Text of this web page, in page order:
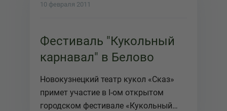
10 февраля 2011
Фестиваль "Кукольный
карнавал" в Белово
Новокузнецкий театр кукол «Сказ»
примет участие в I-ом открытом
городском фестивале «Кукольный